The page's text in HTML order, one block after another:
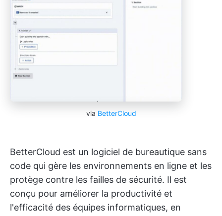
via BetterCloud
BetterCloud est un logiciel de bureautique sans
code qui gère les environnements en ligne et les
protège contre les failles de sécurité. Il est
conçu pour améliorer la productivité et
l'efficacité des équipes informatiques, en